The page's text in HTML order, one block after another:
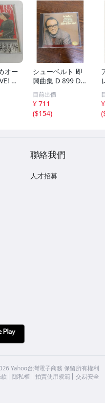
オー
2
シューベルト 即
興曲集 D 899 D 9
35 16のドイツ舞
曲集 ブレンデル
【CD】
目前出價
¥ 711
($154)
(
聯絡我們
人才招募
Yahoo台灣電子商務 保留所有權利
隱私權 拍賣使用規範 交易安全